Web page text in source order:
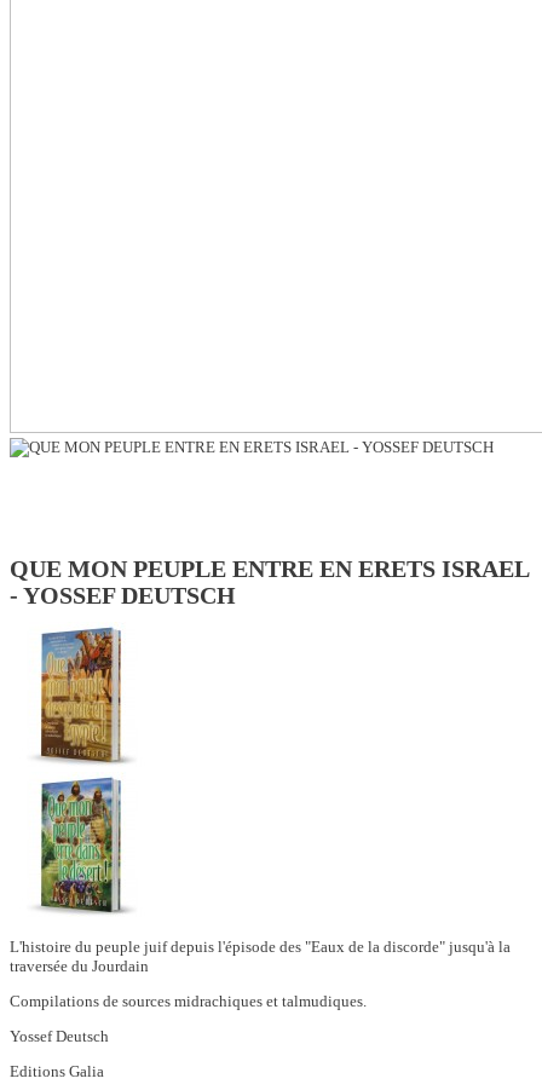
QUE MON PEUPLE ENTRE EN ERETS ISRAEL
- YOSSEF DEUTSCH
L'histoire du peuple juif depuis l'épisode des "Eaux de la discorde" jusqu'à la
traversée du Jourdain
Compilations de sources midrachiques et talmudiques.
Yossef Deutsch
Editions Galia